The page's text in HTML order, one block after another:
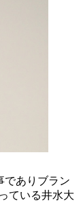
でありブラン
ている井水大